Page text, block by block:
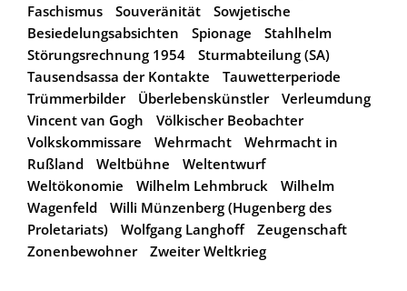
Faschismus
Souveränität
Sowjetische
Besiedelungsabsichten
Spionage
Stahlhelm
Störungsrechnung 1954
Sturmabteilung (SA)
Tausendsassa der Kontakte
Tauwetterperiode
Trümmerbilder
Überlebenskünstler
Verleumdung
Vincent van Gogh
Völkischer Beobachter
Volkskommissare
Wehrmacht
Wehrmacht in
Rußland
Weltbühne
Weltentwurf
Weltökonomie
Wilhelm Lehmbruck
Wilhelm
Wagenfeld
Willi Münzenberg (Hugenberg des
Proletariats)
Wolfgang Langhoff
Zeugenschaft
Zonenbewohner
Zweiter Weltkrieg